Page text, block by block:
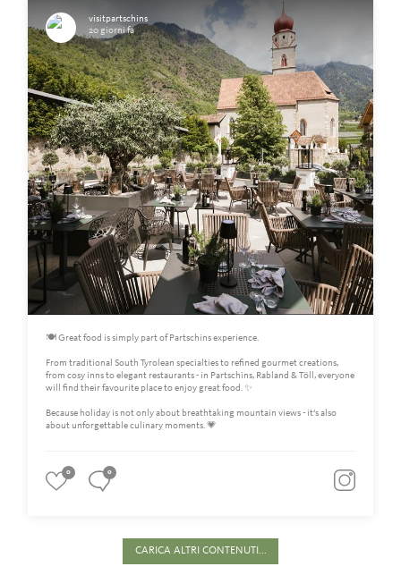
visitpartschins
20 giorni fa
🍽️ Great food is simply part of Partschins experience.
From traditional South Tyrolean specialties to refined gourmet creations,
from cosy inns to elegant restaurants - in Partschins, Rabland & Töll, everyone
will find their favourite place to enjoy great food. ✨
Because holiday is not only about breathtaking mountain views - it‘s also
about unforgettable culinary moments. 💗
0 0
CARICA ALTRI CONTENUTI...